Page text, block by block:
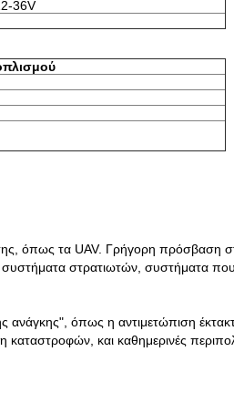
36V
όπως τα UAV. Γρήγορη πρόσβαση
στρατιωτών, συστήματα
ανάγκης", όπως η αντιμετώπιση
καταστροφών, και καθημερινές